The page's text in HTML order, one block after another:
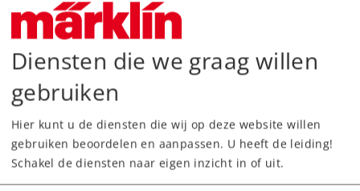
De belangrijkste gegevens
Art.nr.
Type
Vanaf fabriek uitverkocht.
Neem contact op met uw lokale dealer
Diensten die we graag willen
gebruiken
Hier kunt u de diensten die wij op deze website willen
gebruiken beoordelen en aanpassen. U heeft de leiding!
Schakel de diensten naar eigen inzicht in of uit.